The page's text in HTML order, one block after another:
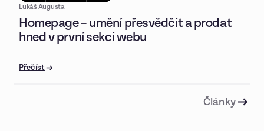
Lukáš Augusta
Homepage – umění přesvědčit a prodat
hned v první sekci webu
Přečíst
Články